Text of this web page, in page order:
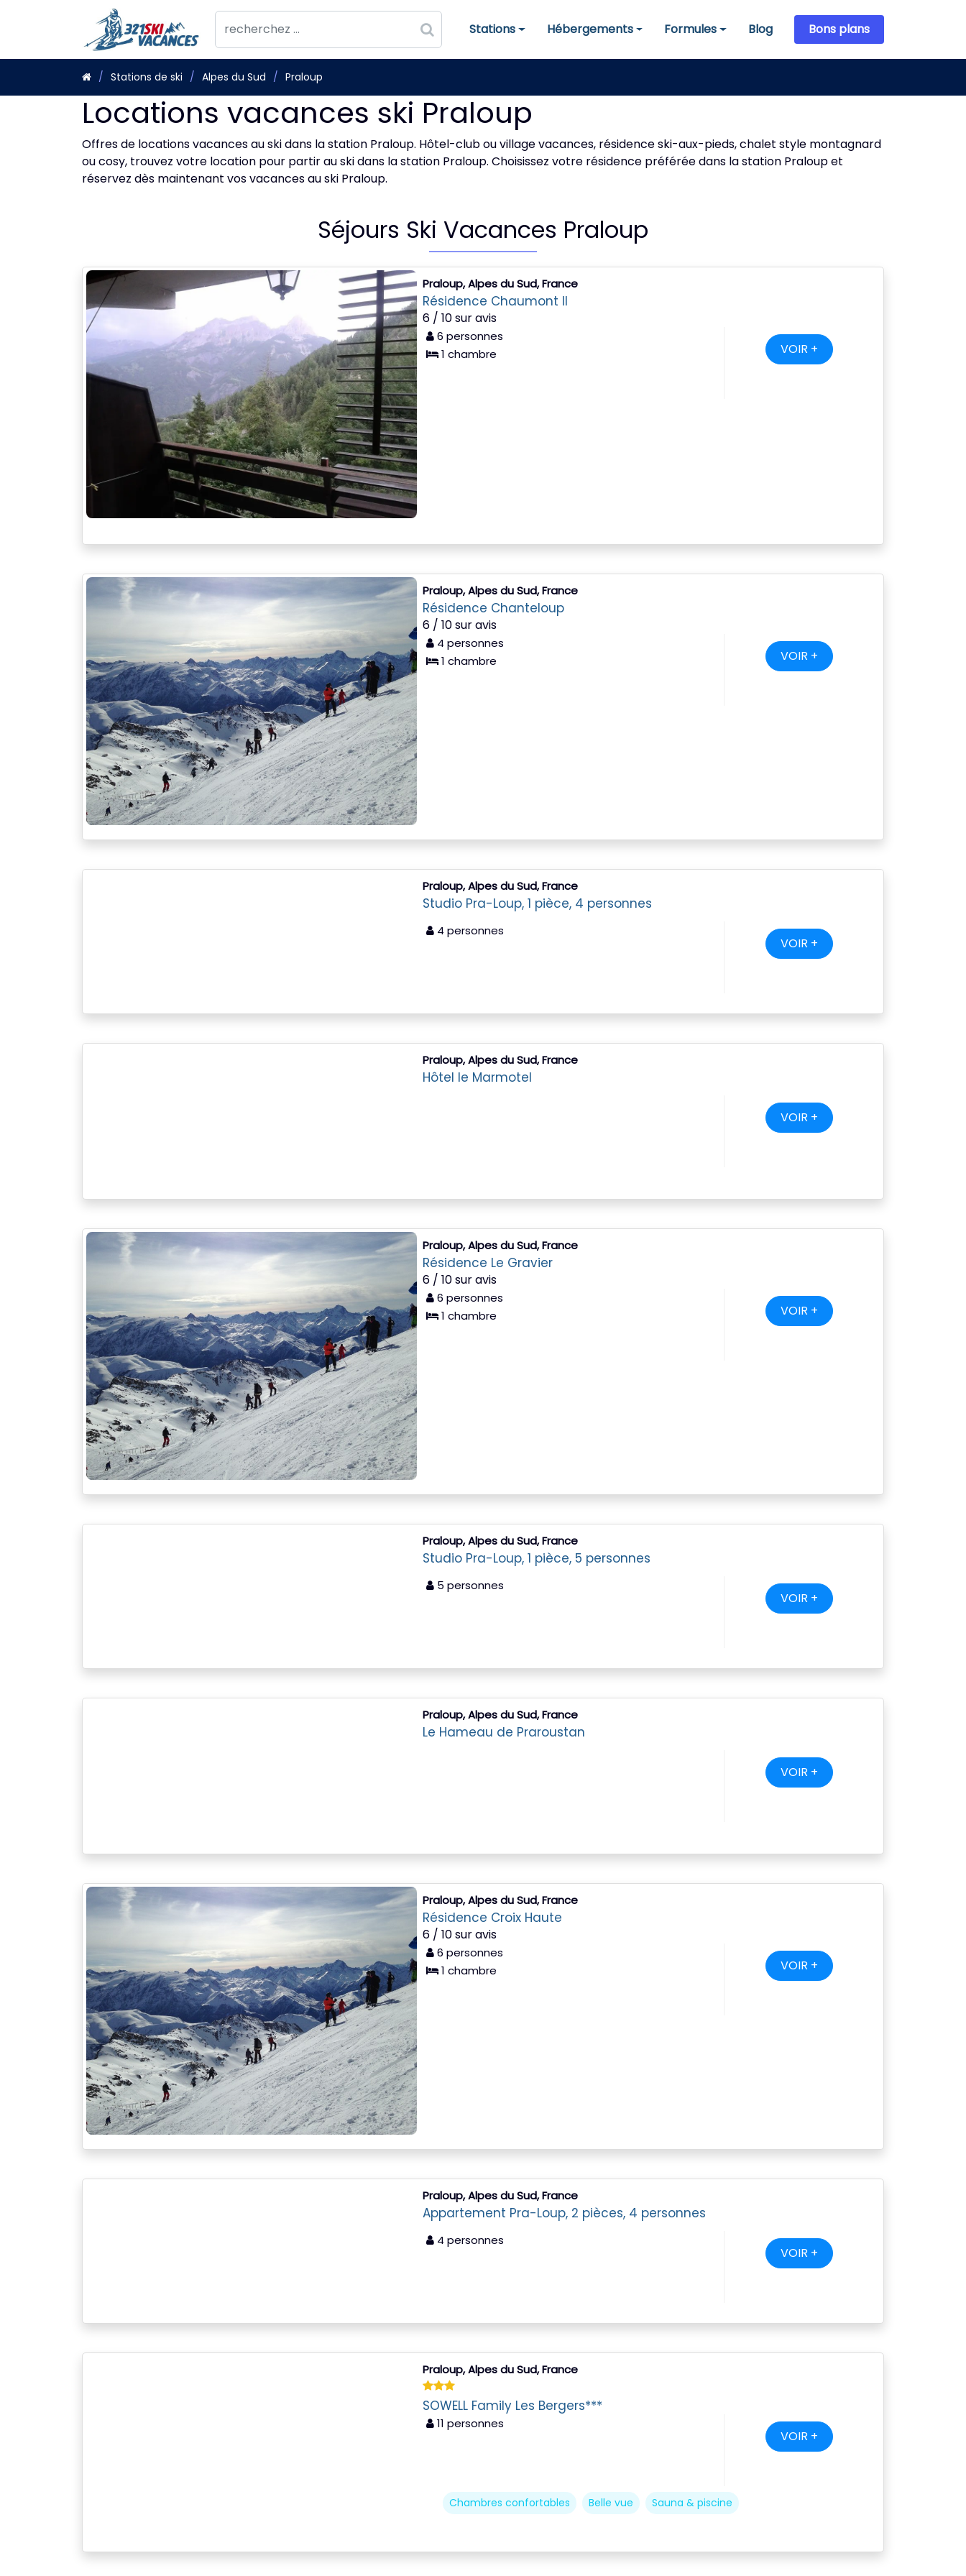
Stations
Stations de skiHébergements
Hébergements Formules
Formules Blog Bons plans
Stations de ski Alpes du Sud Praloup
Locations vacances ski Praloup
Offres de locations vacances au ski dans la station Praloup. Hôtel-club ou village vacances, résidence ski-aux-pieds, chalet style montagnard
ou cosy, trouvez votre location pour partir au ski dans la station Praloup. Choisissez votre résidence préférée dans la station Praloup et
réservez dès maintenant vos vacances au ski Praloup.
Séjours Ski Vacances Praloup
Praloup, Alpes du Sud, France
Résidence Chaumont II
6 / 10 sur avis
6 personnes
1 chambre
VOIR +
Praloup, Alpes du Sud, France
Résidence Chanteloup
6 / 10 sur avis
4 personnes
1 chambre
VOIR +
Praloup, Alpes du Sud, France
Studio Pra-Loup, 1 pièce, 4 personnes
4 personnes
VOIR +
Praloup, Alpes du Sud, France
Hôtel le Marmotel
VOIR +
Praloup, Alpes du Sud, France
Résidence Le Gravier
6 / 10 sur avis
6 personnes
1 chambre
VOIR +
Praloup, Alpes du Sud, France
Studio Pra-Loup, 1 pièce, 5 personnes
5 personnes
VOIR +
Praloup, Alpes du Sud, France
Le Hameau de Praroustan
VOIR +
Praloup, Alpes du Sud, France
Résidence Croix Haute
6 / 10 sur avis
6 personnes
1 chambre
VOIR +
Praloup, Alpes du Sud, France
Appartement Pra-Loup, 2 pièces, 4 personnes
4 personnes
VOIR +
Praloup, Alpes du Sud, France
SOWELL Family Les Bergers***
11 personnes
VOIR +
Chambres confortables Belle vue Sauna & piscine